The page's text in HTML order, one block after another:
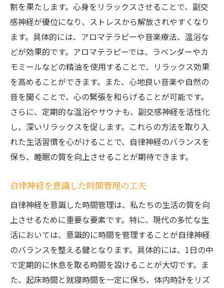
割を果たします。心身をリラックスさせることで、副交
感神経が優位になり、ストレスから解放されやすくなり
ます。具体的には、アロマテラピーや音楽療法、温浴な
どが効果的です。アロマテラピーでは、ラベンダーやカ
モミールなどの精油を使用することで、リラックス効果
を高めることができます。また、心地良い音楽や自然の
音を聞くことで、心の緊張を和らげることが可能です。
さらに、定期的な温浴やサウナも、副交感神経を活性化
し、深いリラックスを促します。これらの方法を取り入
れた生活習慣を心がけることで、自律神経のバランスを
保ち、睡眠の質を向上させることが期待できます。
自律神経を意識した時間管理の工夫
自律神経を意識した時間管理は、私たちの生活の質を向
上させるために重要な要素です。特に、現代の多忙な生
活においては、意識的に時間を管理することが自律神経
のバランスを整える鍵となります。具体的には、1日の中
で定期的に休息を取る時間を設けることが大切です。ま
た、起床時間と就寝時間を一定に保ち、体内時計をリズ